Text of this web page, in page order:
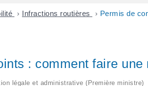
> Infractions routières > Permis de
: comment faire une
légale et administrative (Première ministre)